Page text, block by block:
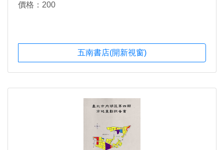
價格：200
五南書店(開新視窗)